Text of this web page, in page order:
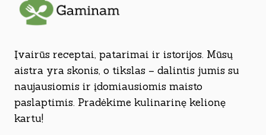
Įvairūs receptai, patarimai ir istorijos. Mūsų
aistra yra skonis, o tikslas – dalintis jumis su
naujausiomis ir įdomiausiomis maisto
paslaptimis. Pradėkime kulinarinę kelionę
kartu!